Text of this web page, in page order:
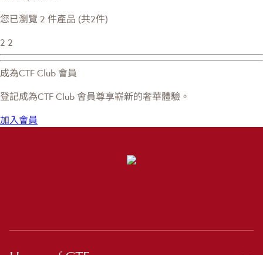
您已瀏覽 2 件產品 (共2件)
2 2
成為CTF Club 會員
登記成為CTF Club 會員尊享嶄新的奢華體驗。
加入會員